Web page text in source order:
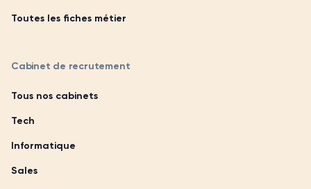
Toutes les fiches métier
Cabinet de recrutement
Tous nos cabinets
Tech
Informatique
Sales